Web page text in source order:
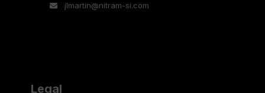
jlmartin@nitram-si.com
Legal